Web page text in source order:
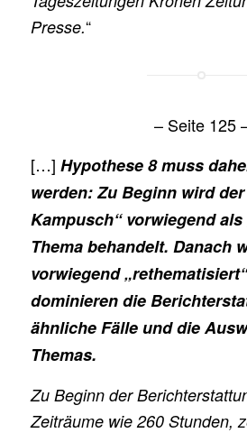
Presse.“
– Seite 125
[…] Hypothese 8 muss
werden: Zu Beginn wird
Kampusch“ vorwiegend
Thema behandelt. Danach
vorwiegend
dominieren die
ähnliche Fälle und die
Themas.
Zu Beginn der
Zeiträume wie 260 Stunden,